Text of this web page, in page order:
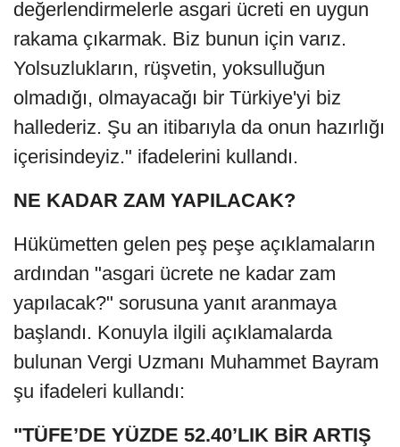
değerlendirmelerle asgari ücreti en uygun
rakama çıkarmak. Biz bunun için varız.
Yolsuzlukların, rüşvetin, yoksulluğun
olmadığı, olmayacağı bir Türkiye'yi biz
hallederiz. Şu an itibarıyla da onun hazırlığı
içerisindeyiz." ifadelerini kullandı.
NE KADAR ZAM YAPILACAK?
Hükümetten gelen peş peşe açıklamaların
ardından "asgari ücrete ne kadar zam
yapılacak?" sorusuna yanıt aranmaya
başlandı. Konuyla ilgili açıklamalarda
bulunan Vergi Uzmanı Muhammet Bayram
şu ifadeleri kullandı:
"TÜFE’DE YÜZDE 52.40’LIK BİR ARTIŞ